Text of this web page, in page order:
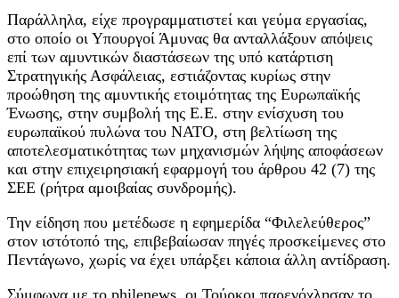
Παράλληλα, είχε προγραμματιστεί και γεύμα εργασίας,
στο οποίο οι Υπουργοί Άμυνας θα ανταλλάξουν απόψεις
επί των αμυντικών διαστάσεων της υπό κατάρτιση
Στρατηγικής Ασφάλειας, εστιάζοντας κυρίως στην
προώθηση της αμυντικής ετοιμότητας της Ευρωπαϊκής
Ένωσης, στην συμβολή της Ε.Ε. στην ενίσχυση του
ευρωπαϊκού πυλώνα του ΝΑΤΟ, στη βελτίωση της
αποτελεσματικότητας των μηχανισμών λήψης αποφάσεων
και στην επιχειρησιακή εφαρμογή του άρθρου 42 (7) της
ΣΕΕ (ρήτρα αμοιβαίας συνδρομής).
Την είδηση που μετέδωσε η εφημερίδα “Φιλελεύθερος”
στον ιστότοπό της, επιβεβαίωσαν πηγές προσκείμενες στο
Πεντάγωνο, χωρίς να έχει υπάρξει κάποια άλλη αντίδραση.
Σύμφωνα με το philenews, oι Τούρκοι παρενόχλησαν το